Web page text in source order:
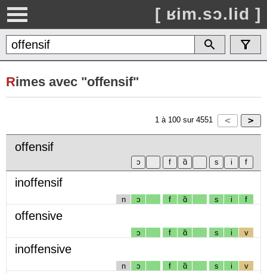
[ ʁim.sɔ.lid ]
Rimes avec "offensif"
1 à 100 sur 4551
offensif
inoffensif
n ɔ f ɑ̃ s i f
offensive
ɔ f ɑ̃ s i v
inoffensive
n ɔ f ɑ̃ s i v